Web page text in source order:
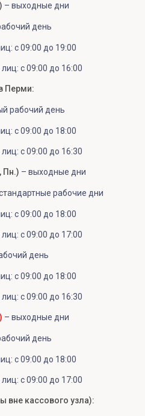
– выходные дни
день
с 09:00 до 19:00
с 09:00 до 16:00
Перми:
рабочий день
с 09:00 до 18:00
с 09:00 до 16:30
Пн.) – выходные дни
рабочие дни
с 09:00 до 18:00
с 09:00 до 17:00
день
с 09:00 до 18:00
с 09:00 до 16:30
– выходные дни
день
с 09:00 до 18:00
с 09:00 до 17:00
вне кассового узла):